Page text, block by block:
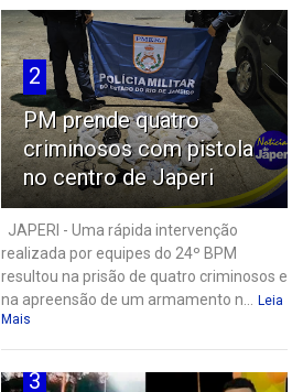
2
PM prende quatro
criminosos com pistola
no centro de Japeri
JAPERI - Uma rápida intervenção
realizada por equipes do 24º BPM
resultou na prisão de quatro criminosos e
na apreensão de um armamento n...
Leia
Mais
3